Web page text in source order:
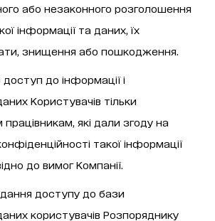
або незаконного розголошення
інформації та даних, їх
знищення або пошкодження.
до інформації і
Користувачів тільки
які дали згоду на
такої інформації
до вимог Компанії.
доступу до бази
користувачів Розпоряднику